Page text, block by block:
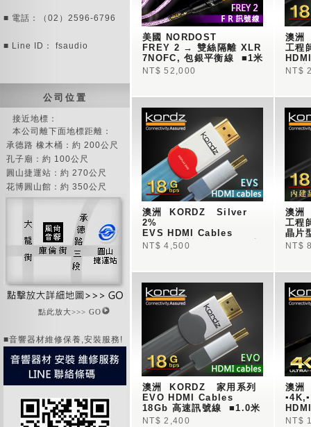
■ 電話：（02）2596-6796
■ Line ID： fsaudio
公 司 位 置
接近地標：
本公司離下面地標距離：
承德路 橡木桶：約 200公尺
孔子廟：約 100公尺
圓山捷運站：約 270公尺
花博圓山館：約 350公尺
點此放大>>> GO
■音響器材維修保養,安裝服務!
美國 NORDOST
7NOFC, 包銀平衡線  ■1米
NT$ 52,000
澳洲
工程
▪終
NT$
澳洲  KORDZ   Silver
2%
EVS HDMI Cables
NT$ 4,500
澳洲
工程
晶片
▪五
NT$
澳洲  KORDZ   家用系列
EVO HDMI Cables
18Gb 高速訊號線  ■1.0米
NT$ 2,400
澳
NT$